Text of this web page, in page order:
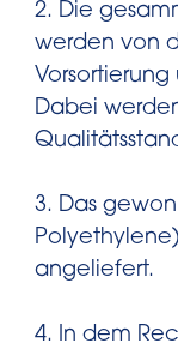
2. Die
werden von
Dabei
3. Das
angeliefert.
4. In dem